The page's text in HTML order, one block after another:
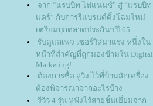
จาก “แรบบิท ไฟแนนซ์” สู่ “แรบบิท
คร์” กับการรีแบรนด์ดิ้งโฉมใหม่
เตรียมบุกตลาดประกันฯ ปี 65
รับดูแลเพจ เซอร์วิสมาแรง หนึ่งใน
หน้าที่สำคัญที่ถูกมองข้ามใน Digital
Marketing!
ต้องการซื้อ ลู่วิ่ง ไว้ที่บ้านสักเครื่อง
ต้องพิจารณาจากอะไรบ้าง
รีวิว 4 รุ่น หูฟังไร้สายชั้นเยี่ยมจาก